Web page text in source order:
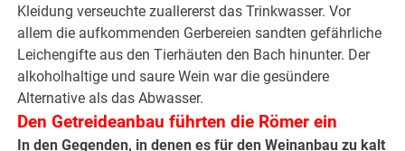
Kleidung verseuchte zuallererst das Trinkwasser. Vor
allem die aufkommenden Gerbereien sandten gefährliche
Leichengifte aus den Tierhäuten den Bach hinunter. Der
alkoholhaltige und saure Wein war die gesündere
Alternative als das Abwasser.
Den Getreideanbau führten die Römer ein
In den Gegenden, in denen es für den Weinanbau zu kalt